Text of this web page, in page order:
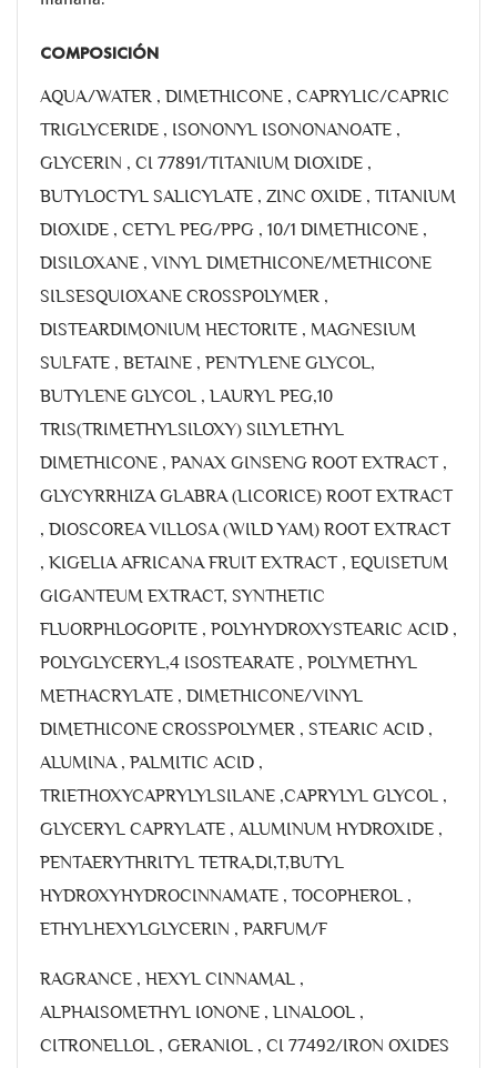
COMPOSICIÓN
AQUA/WATER , DIMETHICONE , CAPRYLIC/CAPRIC
TRIGLYCERIDE , ISONONYL ISONONANOATE ,
GLYCERIN , CI 77891/TITANIUM DIOXIDE ,
BUTYLOCTYL SALICYLATE , ZINC OXIDE , TITANIUM
DIOXIDE , CETYL PEG/PPG , 10/1 DIMETHICONE ,
DISILOXANE , VINYL DIMETHICONE/METHICONE
SILSESQUIOXANE CROSSPOLYMER ,
DISTEARDIMONIUM HECTORITE , MAGNESIUM
SULFATE , BETAINE , PENTYLENE GLYCOL,
BUTYLENE GLYCOL , LAURYL PEG,10
TRIS(TRIMETHYLSILOXY) SILYLETHYL
DIMETHICONE , PANAX GINSENG ROOT EXTRACT ,
GLYCYRRHIZA GLABRA (LICORICE) ROOT EXTRACT
, DIOSCOREA VILLOSA (WILD YAM) ROOT EXTRACT
, KIGELIA AFRICANA FRUIT EXTRACT , EQUISETUM
GIGANTEUM EXTRACT, SYNTHETIC
FLUORPHLOGOPITE , POLYHYDROXYSTEARIC ACID ,
POLYGLYCERYL,4 ISOSTEARATE , POLYMETHYL
METHACRYLATE , DIMETHICONE/VINYL
DIMETHICONE CROSSPOLYMER , STEARIC ACID ,
ALUMINA , PALMITIC ACID ,
TRIETHOXYCAPRYLYLSILANE ,CAPRYLYL GLYCOL ,
GLYCERYL CAPRYLATE , ALUMINUM HYDROXIDE ,
PENTAERYTHRITYL TETRA,DI,T,BUTYL
HYDROXYHYDROCINNAMATE , TOCOPHEROL ,
ETHYLHEXYLGLYCERIN , PARFUM/F
RAGRANCE , HEXYL CINNAMAL ,
ALPHAISOMETHYL IONONE , LINALOOL ,
CITRONELLOL , GERANIOL , CI 77492/IRON OXIDES